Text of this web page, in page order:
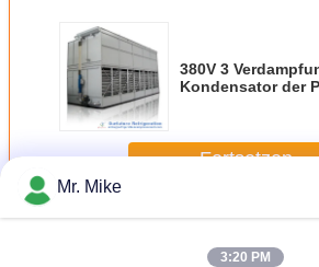
380V 3
Kondensator der
Fortsetzen
MehrAbgekühlter
Mr. Mike
3:20 PM